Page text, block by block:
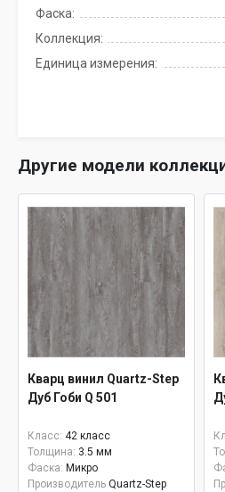
Фаска:
Коллекция:
Единица измерения:
Другие модели
Кварц винил Quartz-Step
Дуб Гоби Q 501
Класс: 42 класс
Толщина: 3.5 мм
Фаска: Микро
Производитель Quartz-Step